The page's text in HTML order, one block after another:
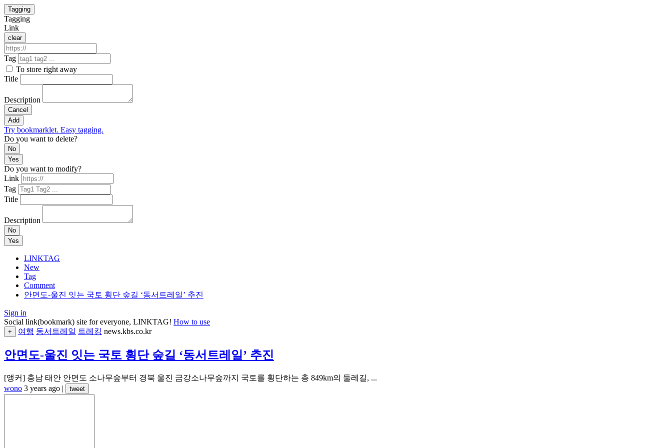
Tagging
Tagging
Link
clear
Tag
To store right away
Title
Description
Cancel
Add
Try bookmarklet. Easy tagging.
Do you want to delete?
No
Yes
Do you want to modify?
Link
Tag
Title
Description
No
Yes
LINKTAG
New
Tag
Comment
안면도-울진 잇는 국토 횡단 숲길 ‘동서트레일’ 추진
Sign in
Social link(bookmark) site for everyone, LINKTAG! How to use
+ 여행 동서트레일 트레킹 news.kbs.co.kr
안면도-울진 잇는 국토 횡단 숲길 ‘동서트레일’ 추진
[앵커] 충남 태안 안면도 소나무숲부터 경북 울진 금강소나무숲까지 국토를 횡단하는 총 849km의 둘레길, ...
wono 3 years ago | tweet